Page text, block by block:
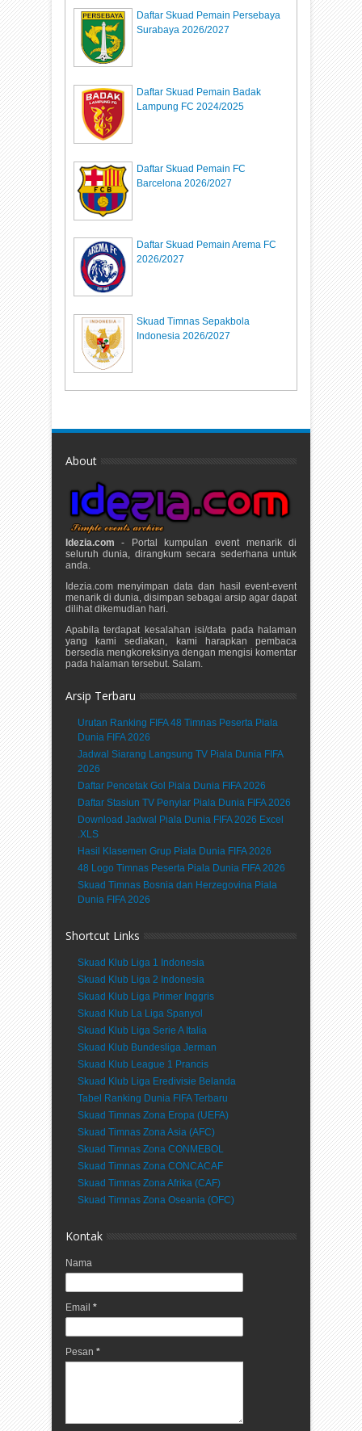
Daftar Skuad Pemain Persebaya
Surabaya 2026/2027
Daftar Skuad Pemain Badak
Lampung FC 2024/2025
Daftar Skuad Pemain FC
Barcelona 2026/2027
Daftar Skuad Pemain Arema FC
2026/2027
Skuad Timnas Sepakbola
Indonesia 2026/2027
About
Idezia.com - Portal kumpulan event menarik di
seluruh dunia, dirangkum secara sederhana untuk
anda.
Idezia.com menyimpan data dan hasil event-event
menarik di dunia, disimpan sebagai arsip agar dapat
dilihat dikemudian hari.
Apabila terdapat kesalahan isi/data pada halaman
yang kami sediakan, kami harapkan pembaca
bersedia mengkoreksinya dengan mengisi komentar
pada halaman tersebut. Salam.
Arsip Terbaru
Urutan Ranking FIFA 48 Timnas Peserta Piala
Dunia FIFA 2026
Jadwal Siarang Langsung TV Piala Dunia FIFA
2026
Daftar Pencetak Gol Piala Dunia FIFA 2026
Daftar Stasiun TV Penyiar Piala Dunia FIFA 2026
Download Jadwal Piala Dunia FIFA 2026 Excel
.XLS
Hasil Klasemen Grup Piala Dunia FIFA 2026
48 Logo Timnas Peserta Piala Dunia FIFA 2026
Skuad Timnas Bosnia dan Herzegovina Piala
Dunia FIFA 2026
Shortcut Links
Skuad Klub Liga 1 Indonesia
Skuad Klub Liga 2 Indonesia
Skuad Klub Liga Primer Inggris
Skuad Klub La Liga Spanyol
Skuad Klub Liga Serie A Italia
Skuad Klub Bundesliga Jerman
Skuad Klub League 1 Prancis
Skuad Klub Liga Eredivisie Belanda
Tabel Ranking Dunia FIFA Terbaru
Skuad Timnas Zona Eropa (UEFA)
Skuad Timnas Zona Asia (AFC)
Skuad Timnas Zona CONMEBOL
Skuad Timnas Zona CONCACAF
Skuad Timnas Zona Afrika (CAF)
Skuad Timnas Zona Oseania (OFC)
Kontak
Nama
Email *
Pesan *